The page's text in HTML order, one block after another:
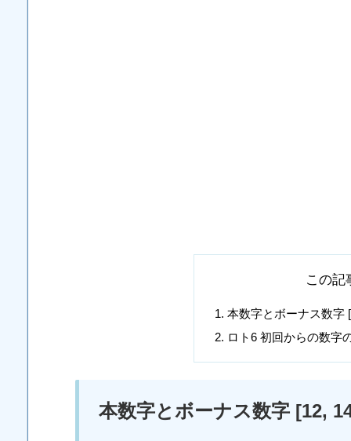
この記
本数字とボーナス数字
ロト6 初回からの数字
本数字とボーナス数字 [12,